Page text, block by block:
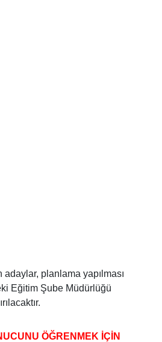
planlama yapılması
Eğitim Şube Müdürlüğü
ÖĞRENMEK İÇİN